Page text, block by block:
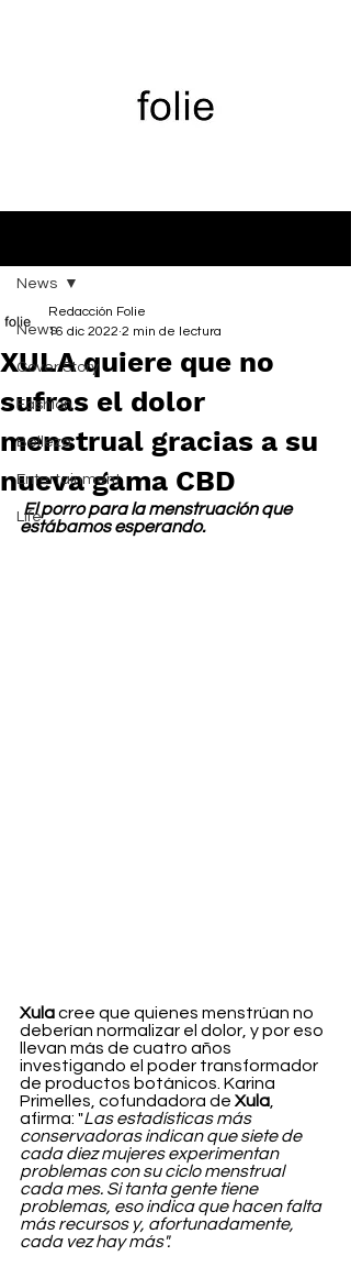
News
Cover Story
Fashion
Belleza
Entertainment
Life
News
XULA quiere que no
sufras el dolor
menstrual gracias a su
nueva gama CBD
Redacción Folie
16 dic 2022 2 min de lectura
El porro para la menstruación que
estábamos esperando.
Xula cree que quienes menstrúan no
deberían normalizar el dolor, y por eso
llevan más de cuatro años
investigando el poder transformador
de productos botánicos. Karina
Primelles, cofundadora de Xula
afirma: "Las estadísticas más
conservadoras indican que siete de
cada diez mujeres experimentan
problemas con su ciclo menstrual
cada mes. Si tanta gente tiene
problemas, eso indica que hacen falta
más recursos y, afortunadamente,
cada vez hay más".